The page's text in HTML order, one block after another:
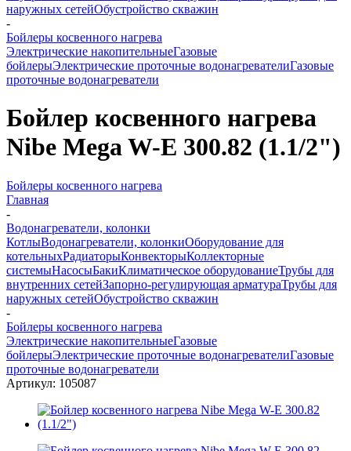
наружных сетейОбустройство скважин
-
Бойлеры косвенного нагрева
Электрические накопительныеГазовые
бойлерыЭлектрические проточные водонагревателиГазовые
проточные водонагреватели
Бойлер косвенного нагрева
Nibe Mega W-E 300.82 (1.1/2")
Бойлеры косвенного нагрева
Главная
-
Водонагреватели, колонки
КотлыВодонагреватели, колонкиОборудование для
котельныхРадиаторыКонвекторыКоллекторные
системыНасосыБакиКлиматическое оборудованиеТрубы для
внутренних сетейЗапорно-регулирующая арматураТрубы для
наружных сетейОбустройство скважин
-
Бойлеры косвенного нагрева
Электрические накопительныеГазовые
бойлерыЭлектрические проточные водонагревателиГазовые
проточные водонагреватели
Артикул: 105087